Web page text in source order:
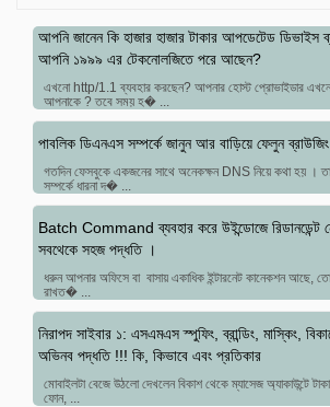
আপনি জানেন কি হাজার হাজার টাকার আপডেটেড ডিভাইস
আপনি ১৯৯৯ এর টেকনোলজিতে পরে আছেন?
এখনো http/1.1 ব্যবহার করছেন? আপনার হোস্ট প্রোভাইডার
আপনাকে ? তবে সময় হ� ...
পাবলিক ডিএনএস সম্পর্কে জানুন আর বাড়িয়ে ফেলুন
গতদিন ফেসবুকে একজনের সাথে অনেকক্ষন DNS নিয়ে কথা হয় ।
সম্পর্কে ধারনা দ� ...
Batch Command ব্যবহার করে উইন্ডোজে রিডানডেন্ট
সবথেকে সহজ পদ্ধতি ।
ধরুন আপনার অফিসে বা বাসায় একাধিক ইন্টারনেট কানেকশন আছে,
রাখত� ...
নিরাপদ সাইবার ১: এসএমএস স্পুফিং, ব্রান্ডিং, মাস্কিং,
অভিনব পদ্ধতি !!! কি, কিভাবে এবং প্রতিকার
মোবাইলটা বেজে উঠলো দেখলেন বিকাশ থেকে ম্যাসেজ অ্যাকাউন্টে
ফোন, ...